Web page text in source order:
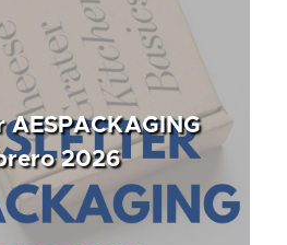
AESPACKAGING
2026